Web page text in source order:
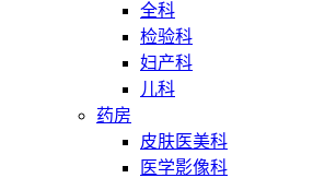
全科
检验科
妇产科
儿科
药房
皮肤医美科
医学影像科